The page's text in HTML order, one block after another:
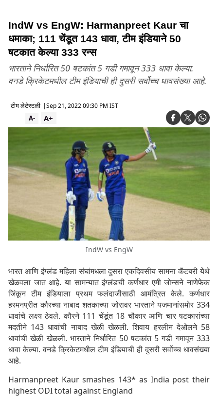
IndW vs EngW: Harmanpreet Kaur चा
धमाका; 111 चेंडूत 143 धावा, टीम इंडियाने 50
षटकात केल्या 333 रन्स
भारताने निर्धारित 50 षटकांत 5 गडी गमावून 333 धावा केल्या.
वनडे क्रिकेटमधील टीम इंडियाची ही दुसरी सर्वोच्च धावसंख्या आहे.
टीम लेटेस्टली |Sep 21, 2022 09:30 PM IST
A+
A-
IndW vs EngW
भारत आणि इंग्लंड महिला संघांमधला दुसरा एकदिवसीय सामना कॅंटबरी येथे
खेळवला जात आहे. या सामन्यात इंग्लंडची कर्णधार एमी जोन्सने नाणेफेक
जिंकून टीम इंडियाला प्रथम फलंदाजीसाठी आमंत्रित केले. कर्णधार
हरमनप्रीत कौरच्या नाबाद शतकाच्या जोरावर भारताने यजमानांसमोर 334
धावांचे लक्ष्य ठेवले. कौरने 111 चेंडूंत 18 चौकार आणि चार षटकारांच्या
मदतीने 143 धावांची नाबाद खेळी खेळली. शिवाय हरलीन देओलने 58
धावांची खेळी खेळली. भारताने निर्धारित 50 षटकांत 5 गडी गमावून 333
धावा केल्या. वनडे क्रिकेटमधील टीम इंडियाची ही दुसरी सर्वोच्च धावसंख्या
आहे.
Harmanpreet Kaur smashes 143* as India post their
highest ODI total against England